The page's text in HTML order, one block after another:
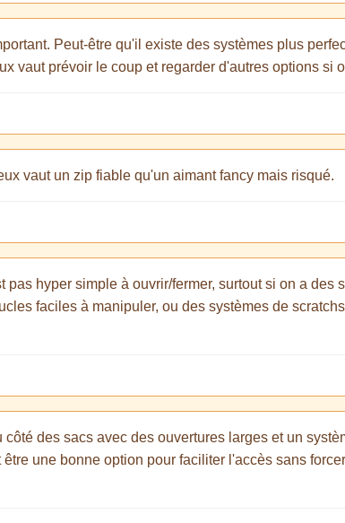
Peut-être qu'il existe des systèmes plus
vaut prévoir le coup et regarder d'autres options si
vaut un zip fiable qu'un aimant fancy mais risqué.
hyper simple à ouvrir/fermer, surtout si on a des
faciles à manipuler, ou des systèmes de
des sacs avec des ouvertures larges et un
une bonne option pour faciliter l'accès sans